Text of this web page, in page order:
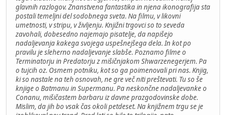
glavnih razlogov. Znanstvena fantastika in njena ikonografija sta
postali temeljni del sodobnega sveta. Na filmu, v likovni
umetnosti, v stripu, v življenju. Knjižni trgovci so to seveda
zavohali, dobesedno najemajo pisatelje, da napišejo
nadaljevanja kakega svojega uspešnejšega dela. In kot po
pravilu je sleherno nadaljevanje slabše. Poznamo filme o
Terminatorju in Predatorju z mišičnjakom Shwarzenegerjem. Pa
o tujcih oz. Osmem potniku, kot so ga poimenovali pri nas. Knjig,
ki so nastale na teh osnovah, ne gre več niti preštevati. Tu so še
knjige o Batmanu in Supermanu. Pa neskončne nadaljevanke o
Conanu, mišičastem barbaru iz davne prazgodovinske dobe.
Mislim, da jih bo vsak čas okoli petdeset. Na knjižnem trgu se je